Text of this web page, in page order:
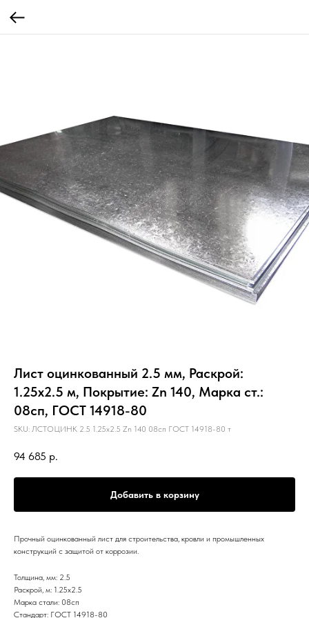
Лист оцинкованный 2.5 мм, Раскрой:
1.25х2.5 м, Покрытие: Zn 140, Марка ст.:
08сп, ГОСТ 14918-80
SKU: ЛСТОЦИНК 2.5 1.25х2.5 Zn 140 08сп ГОСТ 14918-80 т
94 685 р.
Добавить в корзину
Прочный оцинкованный лист для строительства, кровли и промышленных
конструкций с защитой от коррозии.
Толщина, мм: 2.5
Раскрой, м: 1.25х2.5
Марка стали: 08сп
Стандарт: ГОСТ 14918-80